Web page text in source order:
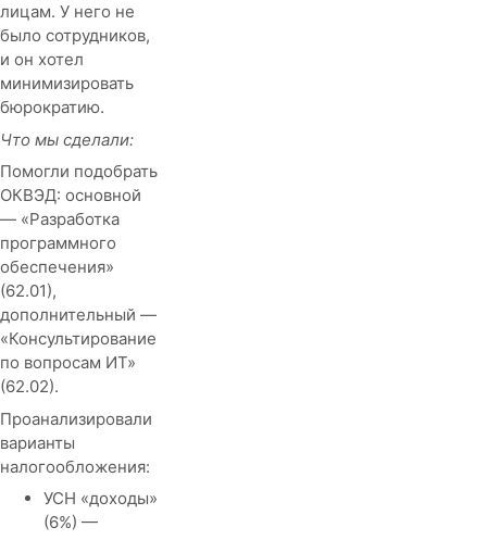
лицам. У него не
было сотрудников,
и он хотел
минимизировать
бюрократию.
Что мы сделали:
Помогли подобрать
ОКВЭД: основной
— «Разработка
программного
обеспечения»
(62.01),
дополнительный —
«Консультирование
по вопросам ИТ»
(62.02).
Проанализировали
варианты
налогообложения:
УСН «доходы»
(6%) —